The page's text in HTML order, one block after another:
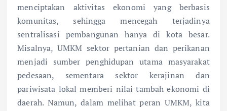
menciptakan aktivitas ekonomi yang berbasis
komunitas, sehingga mencegah terjadinya
sentralisasi pembangunan hanya di kota besar.
Misalnya, UMKM sektor pertanian dan perikanan
menjadi sumber penghidupan utama masyarakat
pedesaan, sementara sektor kerajinan dan
pariwisata lokal memberi nilai tambah ekonomi di
daerah. Namun, dalam melihat peran UMKM, kita